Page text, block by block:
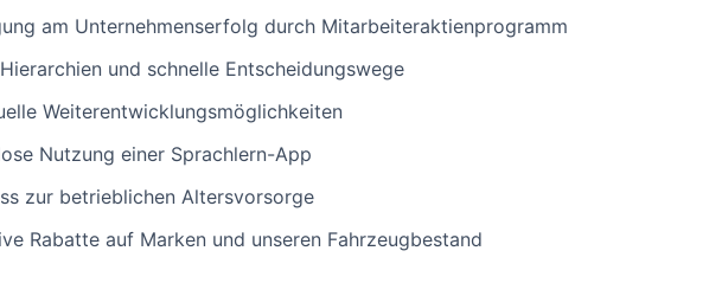
am Unternehmenserfolg durch Mitarbeiteraktienprogramm
und schnelle Entscheidungswege
Weiterentwicklungsmöglichkeiten
Nutzung einer Sprachlern-App
zur betrieblichen Altersvorsorge
Rabatte auf Marken und unseren Fahrzeugbestand